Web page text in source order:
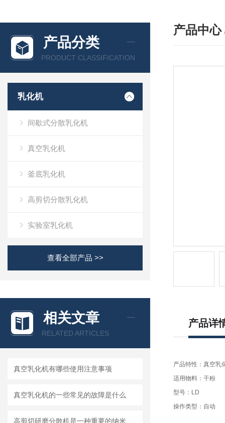
产品分类
PRODUCT CLASSIFICATION
乳化机
间歇式分散乳化机
真空乳化机
釜底乳化机
高剪切分散乳化机
实验室乳化机
查看全部产品 >>
相关文章
RELATED ARTICLES
真空乳化机有哪些使用注意事项
真空乳化机的一些常见的故障是什么
产品中心
产品详
产品特性：真空乳
适用物料：干粉
型号：LD
操作类型：自动